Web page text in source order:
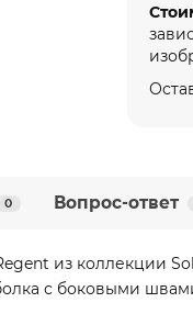
0 Вопрос-ответ
из коллекции
с боковыми